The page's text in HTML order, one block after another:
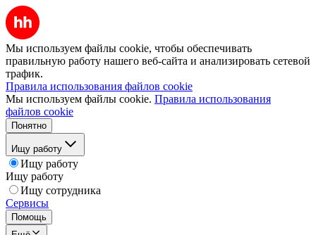
Мы используем файлы cookie, чтобы обеспечивать
правильную работу нашего веб-сайта и анализировать сетевой
трафик.
Правила использования файлов cookie
Мы используем файлы cookie. Правила использования
файлов cookie
Понятно
Ищу работу
Ищу работу
Ищу работу
Ищу сотрудника
Сервисы
Помощь